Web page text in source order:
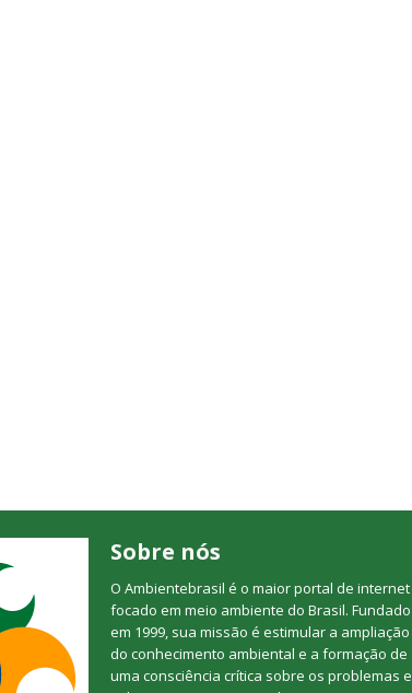
Sobre nós
O Ambientebrasil é o maior portal de internet
focado em meio ambiente do Brasil. Fundado
em 1999, sua missão é estimular a ampliação
do conhecimento ambiental e a formação de
uma consciência crítica sobre os problemas e